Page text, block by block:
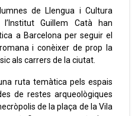
de Llengua i Cultura
Guillem Catà han
a Barcelona per seguir el
i conèixer de prop la
als carrers de la ciutat.
ruta temàtica pels espais
de restes arqueològiques
de la plaça de la Vila